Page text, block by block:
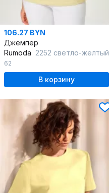
106.27 BYN
Джемпер
Rumoda 2252 светло-желтый
62
В корзину